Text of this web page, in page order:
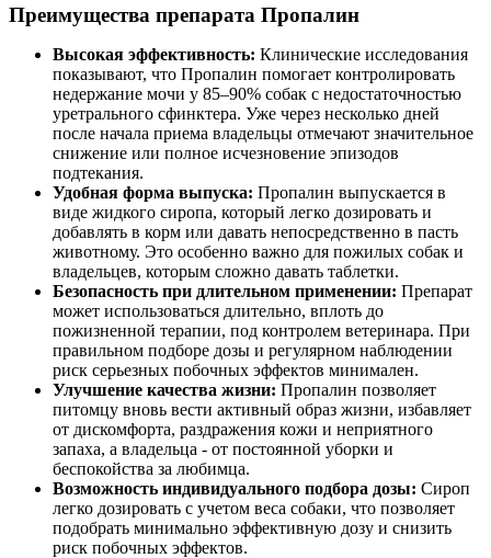
Преимущества препарата Пропалин
Высокая эффективность: Клинические исследования
показывают, что Пропалин помогает контролировать
недержание мочи у 85–90% собак с недостаточностью
уретрального сфинктера. Уже через несколько дней
после начала приема владельцы отмечают значительное
снижение или полное исчезновение эпизодов
подтекания.
Удобная форма выпуска: Пропалин выпускается в
виде жидкого сиропа, который легко дозировать и
добавлять в корм или давать непосредственно в пасть
животному. Это особенно важно для пожилых собак и
владельцев, которым сложно давать таблетки.
Безопасность при длительном применении: Препарат
может использоваться длительно, вплоть до
пожизненной терапии, под контролем ветеринара. При
правильном подборе дозы и регулярном наблюдении
риск серьезных побочных эффектов минимален.
Улучшение качества жизни: Пропалин позволяет
питомцу вновь вести активный образ жизни, избавляет
от дискомфорта, раздражения кожи и неприятного
запаха, а владельца - от постоянной уборки и
беспокойства за любимца.
Возможность индивидуального подбора дозы: Сироп
легко дозировать с учетом веса собаки, что позволяет
подобрать минимально эффективную дозу и снизить
риск побочных эффектов.